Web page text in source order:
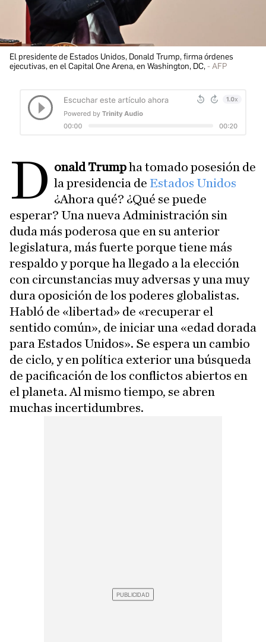
El presidente de Estados Unidos, Donald Trump, firma órdenes
ejecutivas, en el Capital One Arena, en Washington, DC,
AFP
D onald Trumpha tomado posesión de
la presidencia deEstados Unidos
¿Ahora qué? ¿Qué se puede
esperar? Una nueva Administración sin
duda más poderosa que en su anterior
legislatura, más fuerte porque tiene más
respaldo y porque ha llegado a la elección
con circunstancias muy adversas y una muy
dura oposición de los poderes globalistas.
Habló de «libertad» de «recuperar el
sentido común», de iniciar una «edad dorada
para Estados Unidos». Se espera un cambio
de ciclo, y en política exterior una búsqueda
de pacificación de los conflictos abiertos en
el planeta. Al mismo tiempo, se abren
muchas incertidumbres.